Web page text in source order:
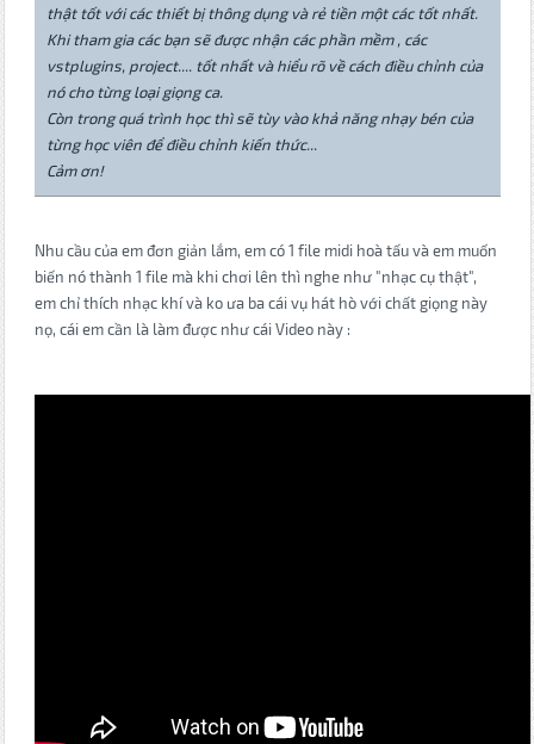
thật tốt với các thiết bị thông dụng và rẻ tiền một các tốt nhất.
Khi tham gia các bạn sẽ được nhận các phần mềm , các
vstplugins, project.... tốt nhất và hiểu rõ về cách điều chỉnh của
nó cho từng loại giọng ca.
Còn trong quá trình học thì sẽ tùy vào khả năng nhạy bén của
từng học viên để điều chỉnh kiến thức...
Cảm ơn!
Nhu cầu của em đơn giản lắm, em có 1 file midi hoà tấu và em muốn
biến nó thành 1 file mà khi chơi lên thì nghe như "nhạc cụ thật",
em chỉ thích nhạc khí và ko ưa ba cái vụ hát hò với chất giọng này
nọ, cái em cần là làm được như cái Video này :